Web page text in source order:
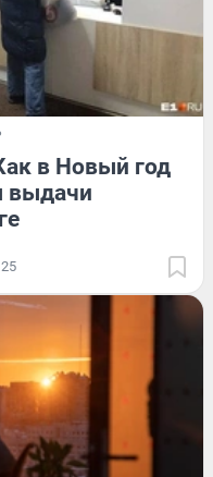
в Новый год
выдачи
25